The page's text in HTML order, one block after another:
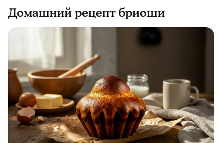
Домашний рецепт бриоши